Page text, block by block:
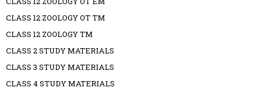
CLASS 12 ZOOLOGY OT TM
CLASS 12 ZOOLOGY TM
CLASS 2 STUDY MATERIALS
CLASS 3 STUDY MATERIALS
CLASS 4 STUDY MATERIALS